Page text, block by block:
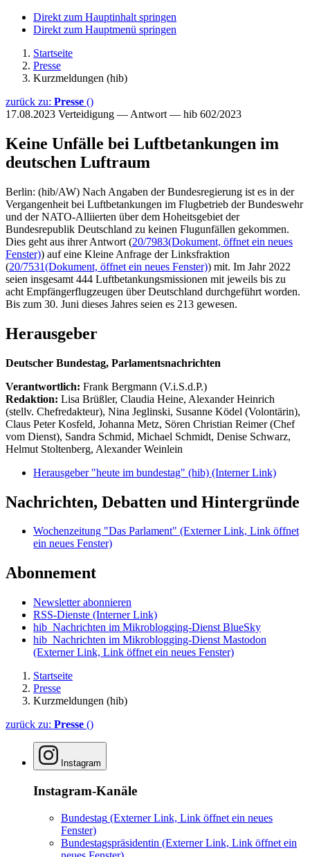
Direkt zum Hauptinhalt springen
Direkt zum Hauptmenü springen
Startseite
Presse
Kurzmeldungen (hib)
zurück zu: Presse ()
17.08.2023 Verteidigung — Antwort — hib 602/2023
Keine Unfälle bei Luftbetankungen im
deutschen Luftraum
Berlin: (hib/AW) Nach Angaben der Bundesregierung ist es in der
Vergangenheit bei Luftbetankungen im Flugbetrieb der Bundeswehr
und der NATO-Alliierten über dem Hoheitsgebiet der
Bundesrepublik Deutschland zu keinen Flugunfällen gekommen.
Dies geht aus ihrer Antwort (20/7983(Dokument, öffnet ein neues
Fenster)) auf eine Kleine Anfrage der Linksfraktion
(20/7531(Dokument, öffnet ein neues Fenster)) mit. Im Jahr 2022
seien insgesamt 444 Luftbetankungsmissionen mit jeweils bis zu
acht Empfängerflugzeugen über Deutschland durchgeführt worden.
Bis zum 30. Juni dieses Jahres seien es 213 gewesen.
Herausgeber
Deutscher Bundestag, Parlamentsnachrichten
Verantwortlich: Frank Bergmann (V.i.S.d.P.)
Redaktion: Lisa Brüßler, Claudia Heine, Alexander Heinrich
(stellv. Chefredakteur), Nina Jeglinski, Susanne Ködel (Volontärin),
Claus Peter Kosfeld, Johanna Metz, Sören Christian Reimer (Chef
vom Dienst), Sandra Schmid, Michael Schmidt, Denise Schwarz,
Helmut Stoltenberg, Alexander Weinlein
Herausgeber "heute im bundestag" (hib) (Interner Link)
Nachrichten, Debatten und Hintergründe
Wochenzeitung "Das Parlament" (Externer Link, Link öffnet
ein neues Fenster)
Abonnement
Newsletter abonnieren
RSS-Dienste (Interner Link)
hib_Nachrichten im Mikroblogging-Dienst BlueSky
hib_Nachrichten im Mikroblogging-Dienst Mastodon
(Externer Link, Link öffnet ein neues Fenster)
Startseite
Presse
Kurzmeldungen (hib)
zurück zu: Presse ()
Instagram
Instagram-Kanäle
Bundestag (Externer Link, Link öffnet ein neues
Fenster)
Bundestagspräsidentin (Externer Link, Link öffnet ein